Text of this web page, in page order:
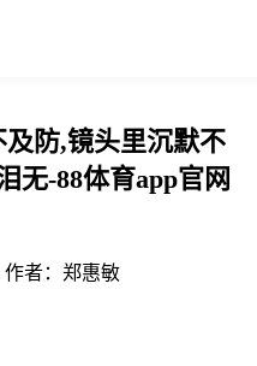
防,镜头里沉默不
无-88体育app官网
作者： 郑惠敏